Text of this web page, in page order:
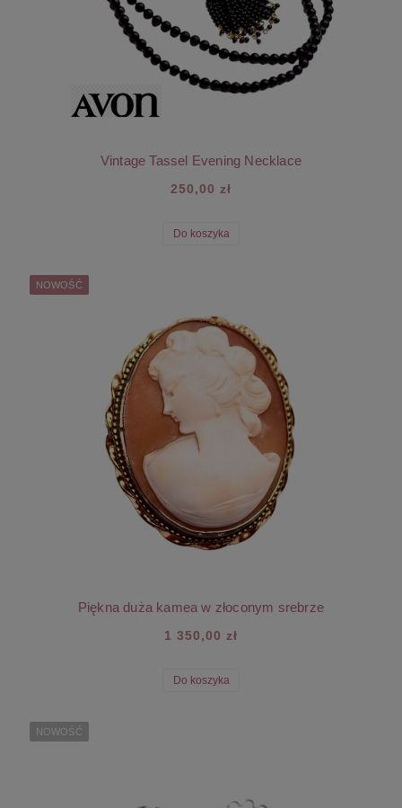
Vintage Tassel Evening Necklace
250,00 zł
Do koszyka
Piękna duża kamea w złoconym srebrze
1 350,00 zł
Do koszyka
NOWOŚĆ
NOWOŚĆ